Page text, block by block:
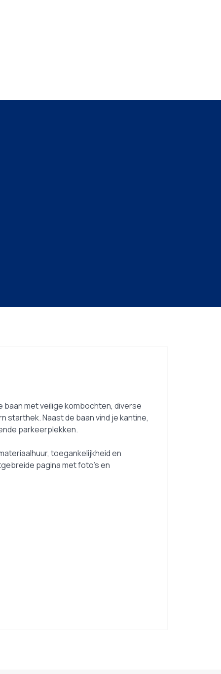
baan met veilige kombochten, diverse
starthek. Naast de baan vind je kantine,
parkeerplekken.
toegankelijkheid en
pagina met foto’s en